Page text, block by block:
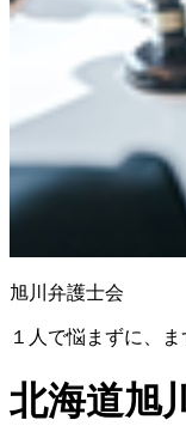
旭川弁護士会
１人で悩まずに、
北海道旭